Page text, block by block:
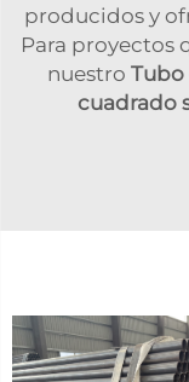
producidos y
Para proyectos
nuestro Tubo
cuadrado